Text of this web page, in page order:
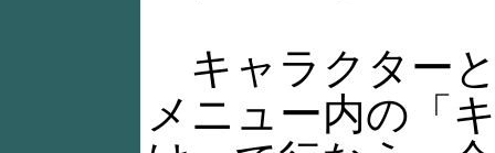
キャラクター
メニュー内の「